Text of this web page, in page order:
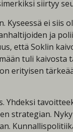
siirtyy
ei siis
ja
että Soklin
tuli kaivosta
erityisen
Yhdeksi
strategian.